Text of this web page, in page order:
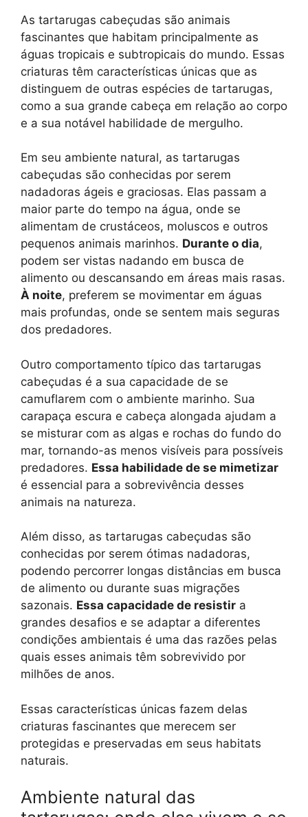
As tartarugas cabeçudas são animais
fascinantes que habitam principalmente as
águas tropicais e subtropicais do mundo. Essas
criaturas têm características únicas que as
distinguem de outras espécies de tartarugas,
como a sua grande cabeça em relação ao corpo
e a sua notável habilidade de mergulho.
Em seu ambiente natural, as tartarugas
cabeçudas são conhecidas por serem
nadadoras ágeis e graciosas. Elas passam a
maior parte do tempo na água, onde se
alimentam de crustáceos, moluscos e outros
pequenos animais marinhos. Durante o dia,
podem ser vistas nadando em busca de
alimento ou descansando em áreas mais rasas.
À noite, preferem se movimentar em águas
mais profundas, onde se sentem mais seguras
dos predadores.
Outro comportamento típico das tartarugas
cabeçudas é a sua capacidade de se
camuflarem com o ambiente marinho. Sua
carapaça escura e cabeça alongada ajudam a
se misturar com as algas e rochas do fundo do
mar, tornando-as menos visíveis para possíveis
predadores. Essa habilidade de se mimetizar
é essencial para a sobrevivência desses
animais na natureza.
Além disso, as tartarugas cabeçudas são
conhecidas por serem ótimas nadadoras,
podendo percorrer longas distâncias em busca
de alimento ou durante suas migrações
sazonais. Essa capacidade de resistir a
grandes desafios e se adaptar a diferentes
condições ambientais é uma das razões pelas
quais esses animais têm sobrevivido por
milhões de anos.
Essas características únicas fazem delas
criaturas fascinantes que merecem ser
protegidas e preservadas em seus habitats
naturais.
Ambiente natural das